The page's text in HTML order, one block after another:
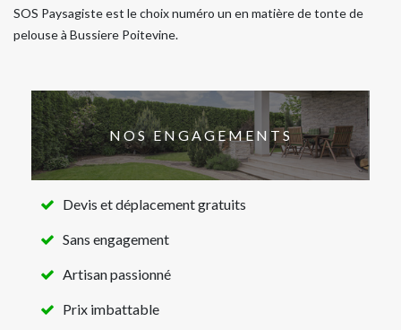
SOS Paysagiste est le choix numéro un en matière de tonte de
pelouse à Bussiere Poitevine.
NOS ENGAGEMENTS
Devis et déplacement gratuits
Sans engagement
Artisan passionné
Prix imbattable